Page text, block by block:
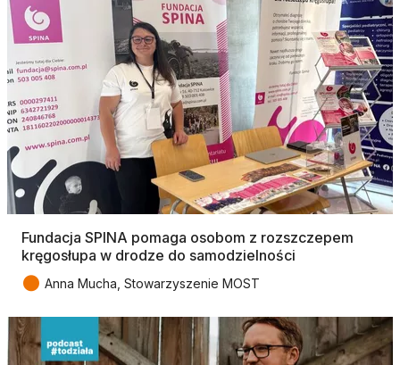
Fundacja SPINA pomaga osobom z rozszczepem
kręgosłupa w drodze do samodzielności
● Anna Mucha, Stowarzyszenie MOST